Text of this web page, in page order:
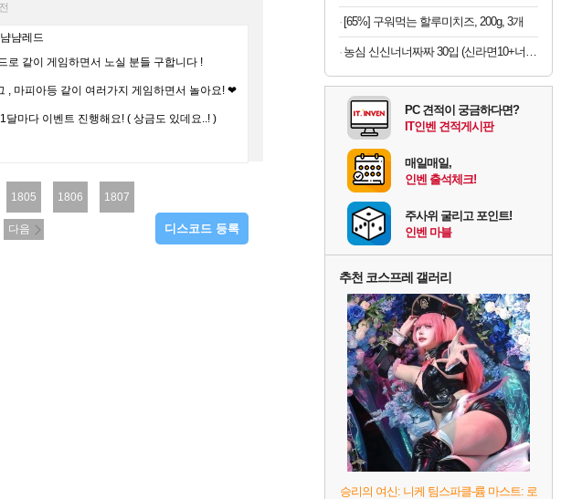
냠레드
로 같이 게임하면서 노실 분들 구합니다 !
, 마피아등 같이 여러가지 게임하면서 놀아요! ❤
달마다 이벤트 진행해요! ( 상금도 있데요..! )
1805 1806 1807
다음 디스코드 등록
[65%] 구워먹는 할루미치즈, 200g, 3개
농심 신신너너짜짜 30입 (신라면10+너구리10+짜파게티10)
PC 견적이 궁금하다면?
IT인벤 견적게시판
매일매일,
인벤 출석체크!
주사위 굴리고 포인트!
인벤 마블
추천 코스프레 갤러리
승리의 여신: 니케 팀스파클-륨 마스트: 로